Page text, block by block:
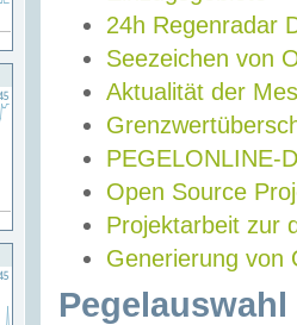
24h Regenradar
Seezeichen von
Aktualität der
PEGELONLINE-
Open Source
Projektarbeit zur
Generierung von